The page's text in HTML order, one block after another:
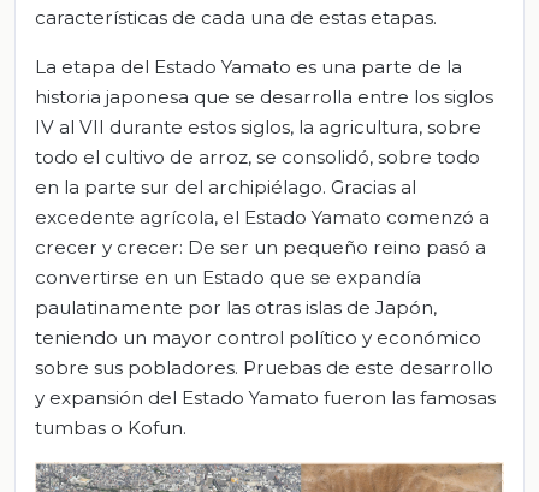
características de cada una de estas etapas.
La etapa del Estado Yamato es una parte de la
historia japonesa que se desarrolla entre los siglos
IV al VII durante estos siglos, la agricultura, sobre
todo el cultivo de arroz, se consolidó, sobre todo
en la parte sur del archipiélago. Gracias al
excedente agrícola, el Estado Yamato comenzó a
crecer y crecer: De ser un pequeño reino pasó a
convertirse en un Estado que se expandía
paulatinamente por las otras islas de Japón,
teniendo un mayor control político y económico
sobre sus pobladores. Pruebas de este desarrollo
y expansión del Estado Yamato fueron las famosas
tumbas o Kofun.